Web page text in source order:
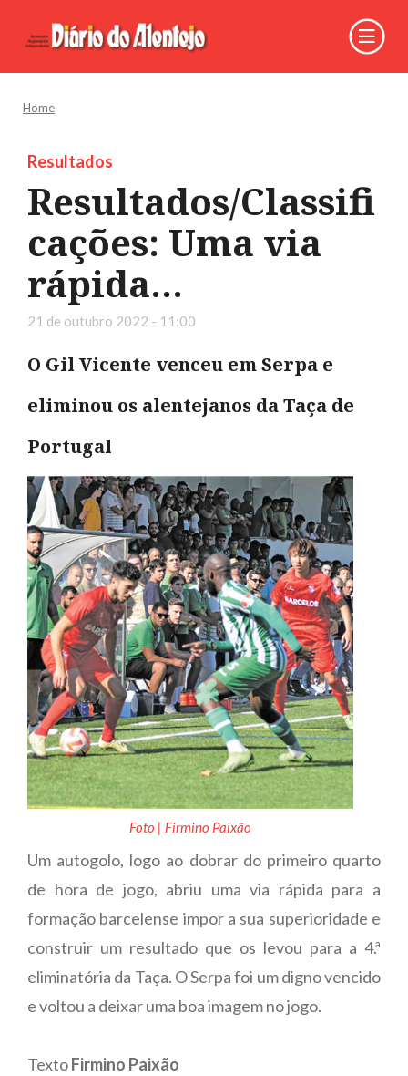
Home
Resultados
Resultados/Classifi
cações: Uma via
rápida...
21 de outubro 2022 - 11:00
O Gil Vicente venceu em Serpa e
eliminou os alentejanos da Taça de
Portugal
Foto | Firmino Paixão
Um autogolo, logo ao dobrar do primeiro quarto
de hora de jogo, abriu uma via rápida para a
formação barcelense impor a sua superioridade e
construir um resultado que os levou para a 4.ª
eliminatória da Taça. O Serpa foi um digno vencido
e voltou a deixar uma boa imagem no jogo.
TextoFirmino Paixão